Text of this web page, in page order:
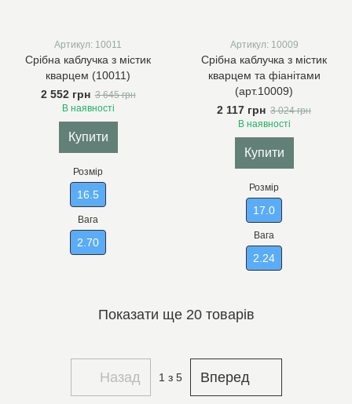
Артикул: 10011
Срібна каблучка з містик
кварцем (10011)
2 552 грн 3 645 грн
В наявності
Купити
Розмір
16.5
Вага
2.70
Артикул: 10009
Срібна каблучка з містик
кварцем та фіанітами
(арт.10009)
2 117 грн 3 024 грн
В наявності
Купити
Розмір
17.0
Вага
2.24
Показати ще 20 товарів
Назад 1 з 5 Вперед